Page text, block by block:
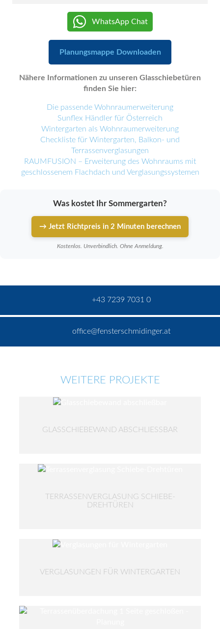
WhatsApp Chat
Planungsmappe Downloaden
Nähere Informationen zu unseren Glasschiebetüren
finden Sie hier:
Die passende Wohnraumerweiterung
Sunflex Händler für Österreich
Wintergarten als Wohnraumerweiterung
Checkliste für Wintergarten, Balkon- und
Terrassenverglasungen
RAUMFUSION – Erweiterung des Wohnraums mit
geschlossenem Flachdach und Verglasungssystemen
Was kostet Ihr Sommergarten?
→ Jetzt Richtpreis in 2 Minuten berechnen
Kostenlos. Unverbindlich. Ohne Anmeldung.
+43 7239 7031 0
office@fensterschmidinger.at
WEITERE PROJEKTE
GLASSCHIEBEWAND ABSCHLIESSBAR
TERRASSENVERGLASUNG SCHIEBE-
DREHTÜREN
VERGLASUNGEN FÜR WINTERGARTEN